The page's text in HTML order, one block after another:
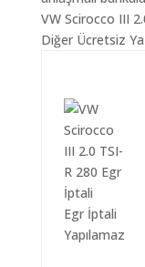
VW Scirocco III
Diğer Ücretsiz
Egr İptali
Yapılamaz